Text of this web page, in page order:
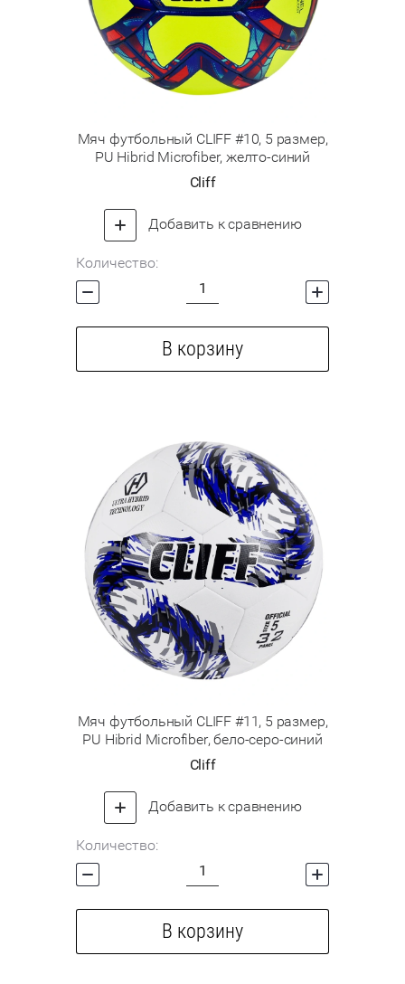
Мяч футбольный CLIFF #10, 5 размер,
PU Hibrid Microfiber, желто-синий
Cliff
Добавить к сравнению
Количество:
В корзину
Мяч футбольный CLIFF #11, 5 размер,
PU Hibrid Microfiber, бело-серо-синий
Cliff
Добавить к сравнению
Количество:
В корзину